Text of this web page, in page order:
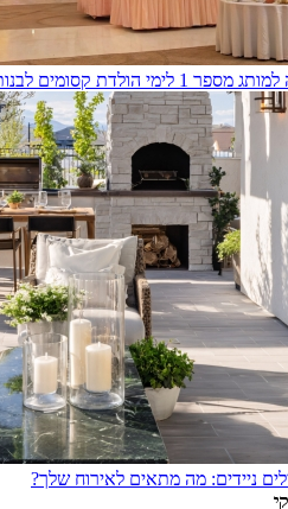
הולדת קסומים לבנות
ניידים: מה מתאים לאירוח שלך?